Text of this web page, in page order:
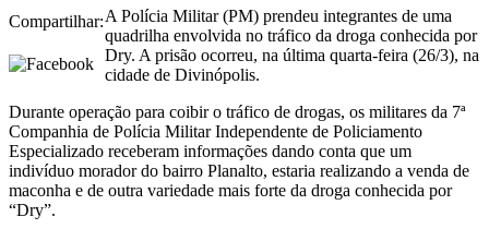
Compartilhar:A Polícia Militar (PM) prendeu integrantes de uma
quadrilha envolvida no tráfico da droga conhecida por
Dry. A prisão ocorreu, na última quarta-feira (26/3), na
cidade de Divinópolis.
Durante operação para coibir o tráfico de drogas, os militares da 7ª
Companhia de Polícia Militar Independente de Policiamento
Especializado receberam informações dando conta que um
indivíduo morador do bairro Planalto, estaria realizando a venda de
maconha e de outra variedade mais forte da droga conhecida por
“Dry”.